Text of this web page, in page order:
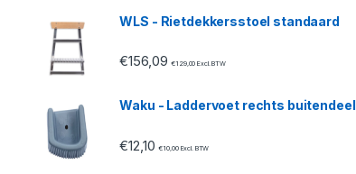
WLS - Rietdekkersstoel standaard
€156,09 €129,00 Excl. BTW
Waku - Laddervoet rechts buitendeel
€12,10 €10,00Excl. BTW